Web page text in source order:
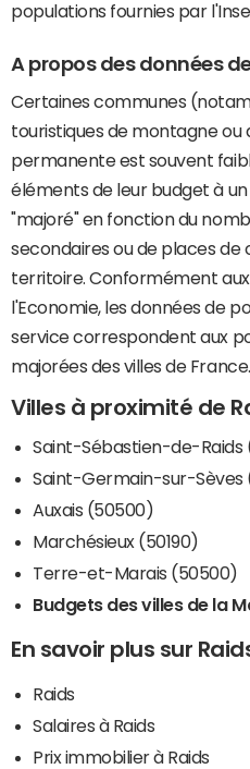
populations fournies par
A propos des données
Certaines communes
touristiques de montagne
permanente est souvent
éléments de leur budget à
"majoré" en fonction du
secondaires ou de places de
territoire. Conformément
l'Economie, les données de
service correspondent aux
majorées des villes de France.
Villes à proximité de
Saint-Sébastien-de-Raids
Saint-Germain-sur-Sèves
Auxais (50500)
Marchésieux (50190)
Terre-et-Marais (50500)
Budgets des villes de la
En savoir plus sur
Raids
Salaires à Raids
Prix immobilier à Raids